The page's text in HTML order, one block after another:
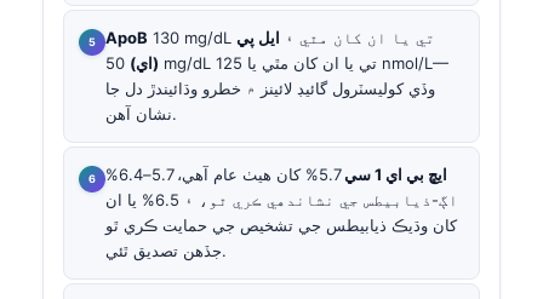
ApoB 130 mg/dL تي يا ان کان مٿي ۽ ايل پي
(اي) 50 mg/dL تي يا ان کان مٿي يا 125 nmol/L—
وڏي کوليسٽرول گائيڊ لائينز ۾ خطرو وڌائيندڙ دل جا
نشان آهن.
ايڇ بي اي 1 سي
5.7% کان هيٺ عام آهي، 5.7–6.4%
اڳ-ذیابيطس جي نشاندهي ڪري ٿو، ۽ 6.5% يا ان
کان وڌيڪ ذیابيطس جي تشخيص جي حمايت ڪري ٿو
جڏهن تصديق ٿئي.